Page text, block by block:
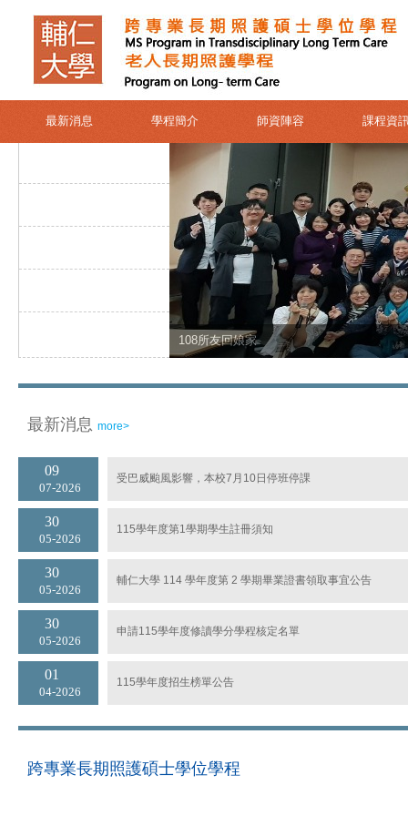
最新消息 學程簡介 師資陣容 課程資
108所友回娘家
最新消息 more>
07 2026
09 受巴威颱風影響，本校7月10日停班停課
05 2026
30 115學年度第1學期學生註冊須知
05 2026
30 輔仁大學 114 學年度第 2 學期畢業證書領取事宜公告
05 2026
30 申請115學年度修讀學分學程核定名單
04 2026
01 115學年度招生榜單公告
跨專業長期照護碩士學位學程